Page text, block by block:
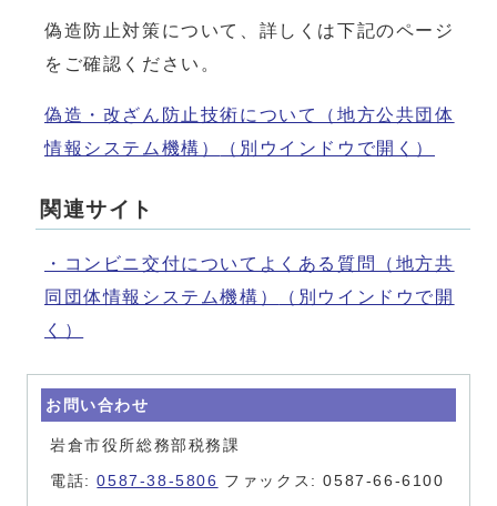
偽造防止対策について、詳しくは下記のページ
をご確認ください。
偽造・改ざん防止技術について（地方公共団体
情報システム機構）
（別ウインドウで開く）
関連サイト
・コンビニ交付についてよくある質問（地方共
同団体情報システム機構）
（別ウインドウで開
く）
お問い合わせ
岩倉市役所総務部税務課
電話:0587-38-5806 ファックス: 0587-66-6100